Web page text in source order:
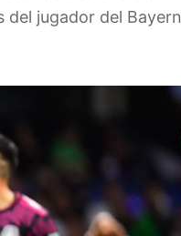
del jugador del Bayern